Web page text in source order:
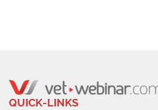
QUICK-LINKS